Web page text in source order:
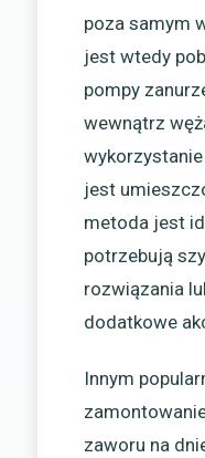
poza samym
jest wtedy
pompy
wewnątrz
jest
metoda jest
potrzebują
rozwiązania
dodatkowe
Innym
zaworu na